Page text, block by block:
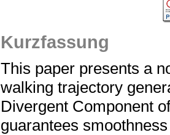
Kurzfassung
This paper presents a
walking trajectory
Divergent Component
guarantees